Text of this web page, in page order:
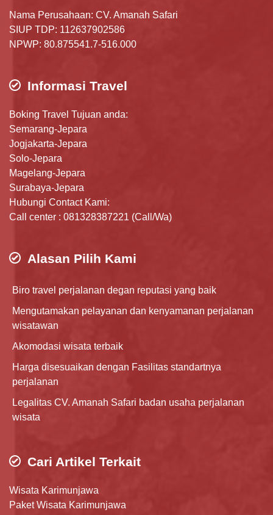
Nama Perusahaan: CV. Amanah Safari
SIUP TDP: 112637902586
NPWP: 80.875541.7-516.000
Informasi Travel
Boking Travel Tujuan anda:
Semarang-Jepara
Jogjakarta-Jepara
Solo-Jepara
Magelang-Jepara
Surabaya-Jepara
Hubungi Contact Kami:
Call center : 081328387221 (Call/Wa)
Alasan Pilih Kami
Biro travel perjalanan degan reputasi yang baik
Mengutamakan pelayanan dan kenyamanan perjalanan
wisatawan
Akomodasi wisata terbaik
Harga disesuaikan dengan Fasilitas standartnya
perjalanan
Legalitas CV. Amanah Safari badan usaha perjalanan
wisata
Cari Artikel Terkait
Wisata Karimunjawa
Paket Wisata Karimunjawa